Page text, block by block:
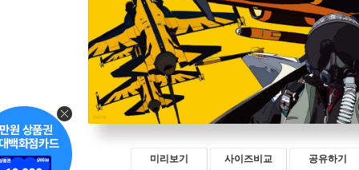
미리보기 사이즈비교 공유하기